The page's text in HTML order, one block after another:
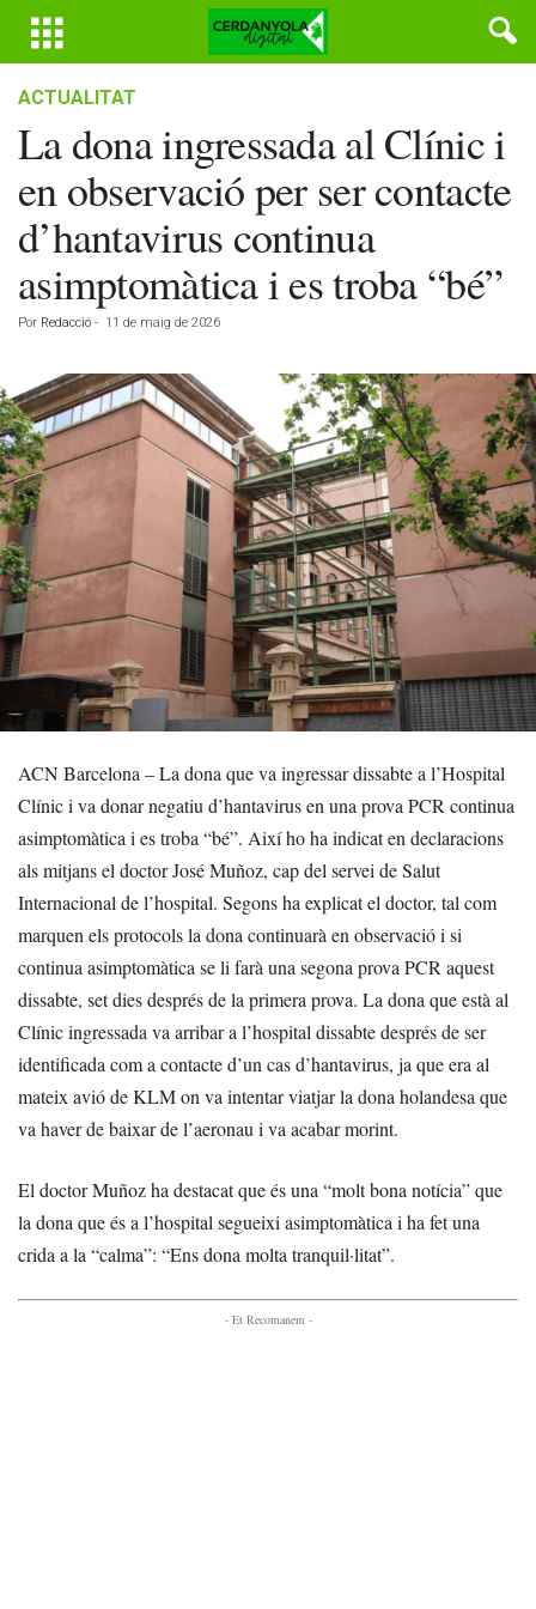
ACTUALITAT
La dona ingressada al Clínic i
en observació per ser contacte
d’hantavirus continua
asimptomàtica i es troba “bé”
Por Redacció - 11 de maig de 2026
ACN Barcelona – La dona que va ingressar dissabte a l’Hospital
Clínic i va donar negatiu d’hantavirus en una prova PCR continua
asimptomàtica i es troba “bé”. Així ho ha indicat en declaracions
als mitjans el doctor José Muñoz, cap del servei de Salut
Internacional de l’hospital. Segons ha explicat el doctor, tal com
marquen els protocols la dona continuarà en observació i si
continua asimptomàtica se li farà una segona prova PCR aquest
dissabte, set dies després de la primera prova. La dona que està al
Clínic ingressada va arribar a l’hospital dissabte després de ser
identificada com a contacte d’un cas d’hantavirus, ja que era al
mateix avió de KLM on va intentar viatjar la dona holandesa que
va haver de baixar de l’aeronau i va acabar morint.
El doctor Muñoz ha destacat que és una “molt bona notícia” que
la dona que és a l’hospital segueixi asimptomàtica i ha fet una
crida a la “calma”: “Ens dona molta tranquil·litat”.
- Et Recomanem -